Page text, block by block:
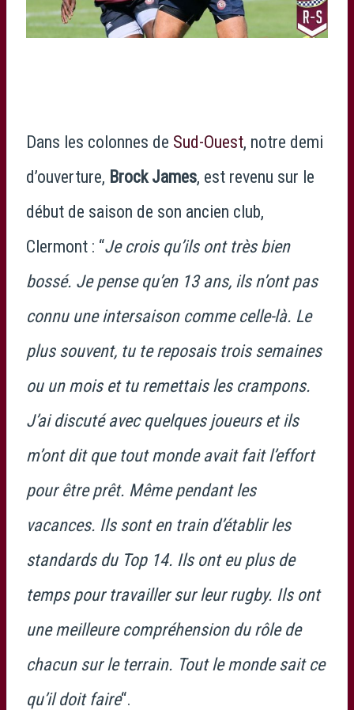
Dans les colonnes de Sud-Ouest, notre demi
d’ouverture, Brock James, est revenu sur le
début de saison de son ancien club,
Clermont : “Je crois qu’ils ont très bien
bossé. Je pense qu’en 13 ans, ils n’ont pas
connu une intersaison comme celle-là. Le
plus souvent, tu te reposais trois semaines
ou un mois et tu remettais les crampons.
J’ai discuté avec quelques joueurs et ils
m’ont dit que tout monde avait fait l’effort
pour être prêt. Même pendant les
vacances. Ils sont en train d’établir les
standards du Top 14. Ils ont eu plus de
temps pour travailler sur leur rugby. Ils ont
une meilleure compréhension du rôle de
chacun sur le terrain. Tout le monde sait ce
qu’il doit faire“.